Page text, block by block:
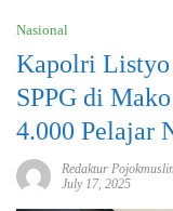
Nasional
Kapolri Listyo
SPPG di
4.000 Pelajar
Redaktur
July 17, 2025